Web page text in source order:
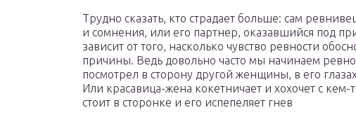
Трудно сказать, кто страдает больше: сам
и сомнения, или его партнер, оказавшийся под
зависит от того, насколько чувство ревности
причины. Ведь довольно часто мы начинаем
посмотрел в сторону другой женщины, в его
Или красавица-жена кокетничает и хохочет с
стоит в сторонке и его испепеляет гнев